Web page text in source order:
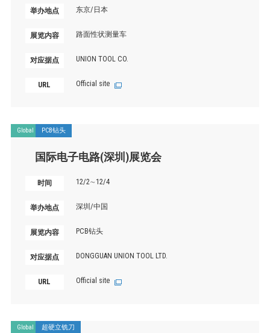
举办地点 东京/日本
展览内容 路面性状测量车
对应据点 UNION TOOL CO.
URL Official site
Global PCB钻头
国际电子电路(深圳)展览会
时间 12/2∼12/4
举办地点 深圳/中国
展览内容 PCB钻头
对应据点 DONGGUAN UNION TOOL LTD.
URL Official site
Global 超硬立铣刀